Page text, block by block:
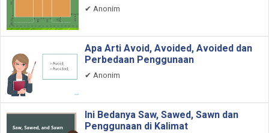
✔ Anonim
Apa Arti Avoid, Avoided, Avoided dan
Perbedaan Penggunaan
✔ Anonim
Ini Bedanya Saw, Sawed, Sawn dan
Penggunaan di Kalimat